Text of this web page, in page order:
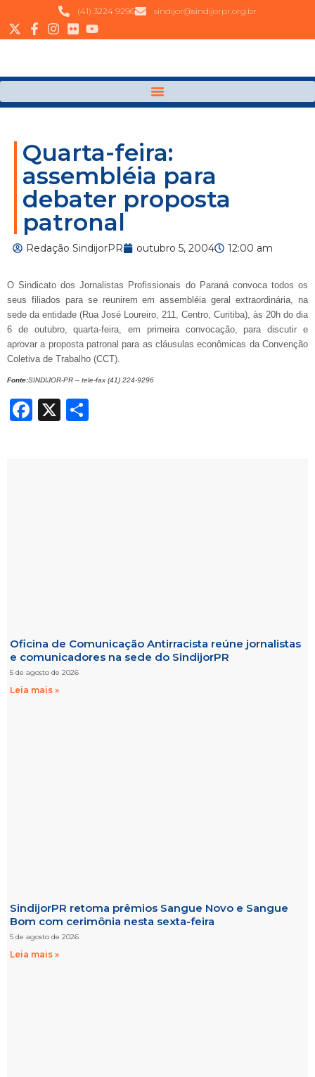
(41) 3224 9296 sindijor@sindijorpr.org.br
Quarta-feira:
assembléia para
debater proposta
patronal
Redação SindijorPR outubro 5, 2004 12:00 am
O Sindicato dos Jornalistas Profissionais do Paraná convoca todos os
seus filiados para se reunirem em assembléia geral extraordinária, na
sede da entidade (Rua José Loureiro, 211, Centro, Curitiba), às 20h do dia
6 de outubro, quarta-feira, em primeira convocação, para discutir e
aprovar a proposta patronal para as cláusulas econômicas da Convenção
Coletiva de Trabalho (CCT).
Fonte:SINDIJOR-PR – tele-fax (41) 224-9296
Facebook
X
Oficina de Comunicação Antirracista reúne jornalistas
e comunicadores na sede do SindijorPR
5 de agosto de 2026
Leia mais »
SindijorPR retoma prêmios Sangue Novo e Sangue
Bom com cerimônia nesta sexta-feira
5 de agosto de 2026
Leia mais »